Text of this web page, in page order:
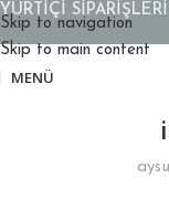
Skip to navigation
Skip to main content
MENÜ
YURTİÇİ